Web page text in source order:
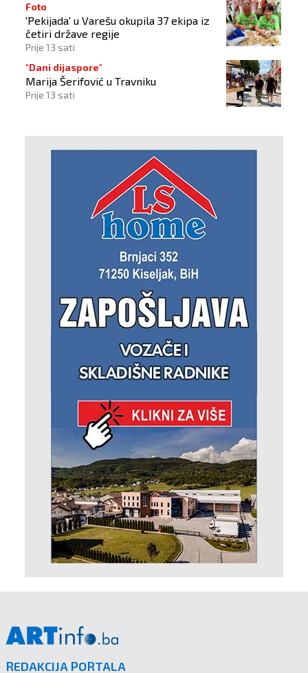
Foto
'Pekijada' u Varešu okupila 37 ekipa iz
četiri države regije
Prije 13 sati
"Dani dijaspore"
Marija Šerifović u Travniku
Prije 13 sati
REDAKCIJA PORTALA